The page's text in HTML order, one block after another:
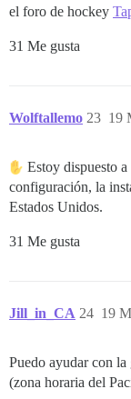
el foro de hockey
31 Me gusta
Wolftallemo 19
23
Estoy dispuesto
configuración, la
Estados Unidos.
31 Me gusta
Jill_in_CA 19
24
Puedo ayudar con
(zona horaria del